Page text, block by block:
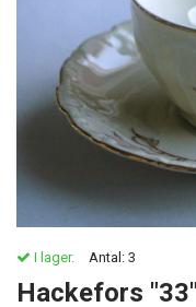
I lager. Antal: 3
Hackefors